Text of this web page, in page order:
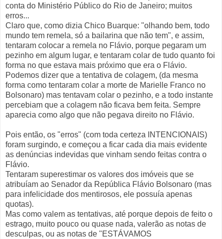
conta do Ministério Público do Rio de Janeiro; muitos
erros...
Claro que, como dizia Chico Buarque: "olhando bem, todo
mundo tem remela, só a bailarina que não tem", e assim,
tentaram colocar a remela no Flávio, porque pegaram um
pezinho em algum lugar, e tentaram colar de tudo quanto foi
forma no que estava mais próximo que era o Flávio.
Podemos dizer que a tentativa de colagem, (da mesma
forma como tentaram colar a morte de Marielle Franco no
Bolsonaro) mas tentavam colar o pezinho, e a todo instante
percebiam que a colagem não ficava bem feita. Sempre
aparecia como algo que não pegava direito no Flávio.
Pois então, os "erros" (com toda certeza INTENCIONAIS)
foram surgindo, e começou a ficar cada dia mais evidente
as denúncias indevidas que vinham sendo feitas contra o
Flávio.
Tentaram superestimar os valores dos imóveis que se
atribuíam ao Senador da República Flávio Bolsonaro (mas
para infelicidade dos mentirosos, ele possuía apenas
quotas).
Mas como valem as tentativas, até porque depois de feito o
estrago, muito pouco ou quase nada, valerão as notas de
desculpas, ou as notas de "ESTÁVAMOS